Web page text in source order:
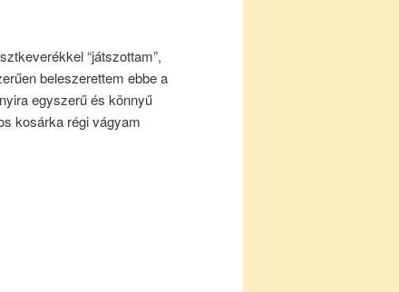
“játszottam”,
beleszerettem ebbe a
egyszerű és könnyű
kosárka régi vágyam